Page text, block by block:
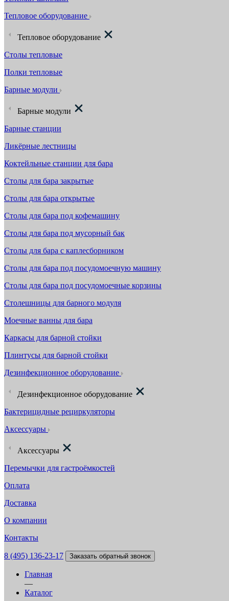
Тепловое оборудование
Тепловое оборудование
Столы тепловые
Полки тепловые
Барные модули
Барные модули
Барные станции
Ликёрные лестницы
Коктейльные станции для бара
Столы для бара закрытые
Столы для бара открытые
Столы для бара под кофемашину
Столы для бара под мусорный бак
Столы для бара с каплесборником
Столы для бара под посудомоечную машину
Столы для бара под посудомоечные корзины
Столешницы для барного модуля
Моечные ванны для бара
Каркасы для барной стойки
Плинтусы для барной стойки
Дезинфекционное оборудование
Дезинфекционное оборудование
Бактерицидные рециркуляторы
Аксессуары
Аксессуары
Перемычки для гастроёмкостей
Оплата
Доставка
О компании
Контакты
8 (495) 136-23-17 Заказать обратный звонок
Главная
—
Каталог